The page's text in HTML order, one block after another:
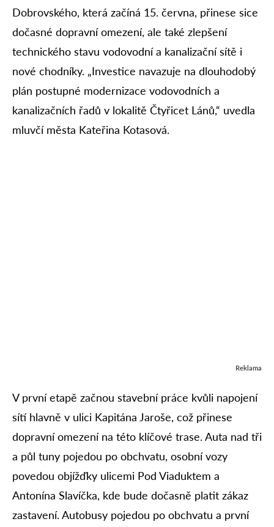
Dobrovského, která začíná 15. června, přinese sice
dočasné dopravní omezení, ale také zlepšení
technického stavu vodovodní a kanalizační sítě i
nové chodníky. „Investice navazuje na dlouhodobý
plán postupné modernizace vodovodních a
kanalizačních řadů v lokalitě Čtyřicet Lánů,“ uvedla
mluvčí města Kateřina Kotasová.
Reklama
V první etapě začnou stavební práce kvůli napojení
sítí hlavně v ulici Kapitána Jaroše, což přinese
dopravní omezení na této klíčové trase. Auta nad tři
a půl tuny pojedou po obchvatu, osobní vozy
povedou objížďky ulicemi Pod Viaduktem a
Antonína Slavíčka, kde bude dočasně platit zákaz
zastavení. Autobusy pojedou po obchvatu a první